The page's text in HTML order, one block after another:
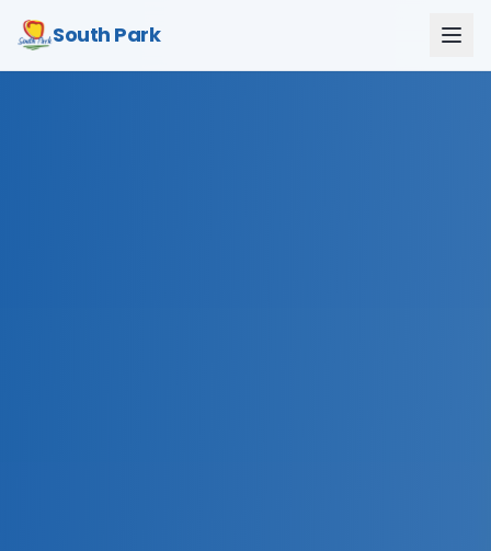
South Park